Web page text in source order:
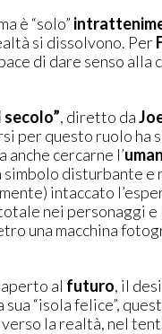
è “solo”
si dissolvono. Per
di dare senso
secolo”, diretto da
per questo ruolo ha
anche cercarne l’
simbolo disturbante e
intaccato
nei personaggi
una macchina
al futuro, il
“isola felice”,
la realtà, nel